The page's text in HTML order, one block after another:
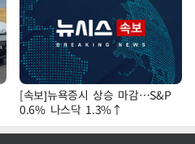
[속보]뉴욕증시 상승 마감…S&P
0.6% 나스닥 1.3%↑